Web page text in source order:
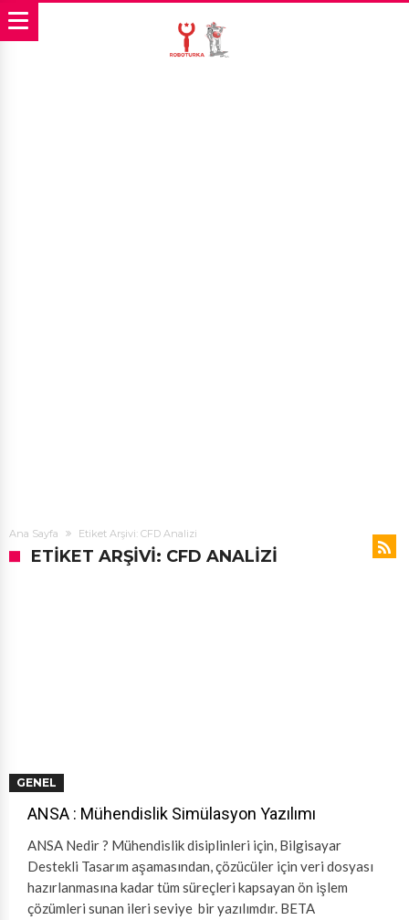
Ana Sayfa Etiket Arşivi: CFD Analizi
ETIKET ARŞIVI: CFD ANALIZI
GENEL
ANSA : Mühendislik Simülasyon Yazılımı
ANSA Nedir ? Mühendislik disiplinleri için, Bilgisayar
Destekli Tasarım aşamasından, çözücüler için veri dosyası
hazırlanmasına kadar tüm süreçleri kapsayan ön işlem
çözümleri sunan ileri seviye bir yazılımdır. BETA